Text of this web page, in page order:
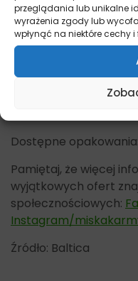
przeglądania lub unikalne
wyrażenia zgody lub
wpłynąć na niektóre cechy i
wyeliminowanie
alergenów
składniki
Dostępne
Pamiętaj, że więcej
wyjątkowych ofert
społecznościowych:
Instagram/
Źródło: Baltica